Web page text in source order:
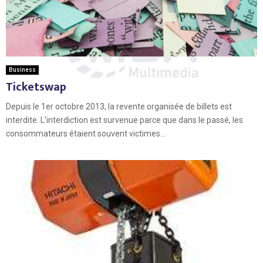
Business
Ticketswap
Depuis le 1er octobre 2013, la revente organisée de billets est
interdite. L’interdiction est survenue parce que dans le passé, les
consommateurs étaient souvent victimes...